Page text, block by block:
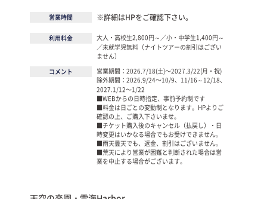
営業時間 ※詳細はHPをご確認下さい。
利用料金
大人・高校生2,800円～／小・中学生1,400円～
／未就学児無料（ナイトツアーの割引はござい
ません）
コメント
営業期間：2026.7/18(土)〜2027.3/22(月・祝)
除外期間：2026.9/24〜10/9、11/16～12/18、
2027.1/12〜1/22
■WEBからの日時指定、事前予約制です
■料金は日ごとの変動制となります。HPよりご
確認の上、ご購入下さいませ。
■チケット購入後のキャンセル（払戻し）・日
時変更はいかなる場合でもお受けできません。
■雨天曇天でも、返金、割引はございません。
■荒天により営業が困難と判断された場合は営
業を中止する場合がございます。